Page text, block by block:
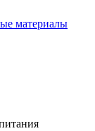
материалы